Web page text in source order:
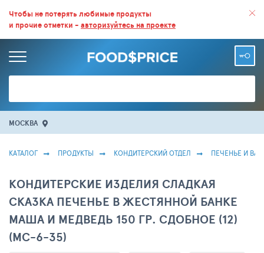
ВСЕ СКИДКИ И ВЫГОДНЫЕ ЦЕНЫ НА ПРОДУКТЫ В МАГАЗИНАХ.
БОЛЬШЕ 100 000 ТОВАРОВ. ЕЖЕДНЕВНОЕ ОБНОВЛЕНИЕ ЦЕН.
Чтобы не потерять любимые продукты
и прочие отметки - авторизуйтесь на проекте
МОСКВА
КАТАЛОГ ПРОДУКТЫ КОНДИТЕРСКИЙ ОТДЕЛ ПЕЧЕНЬЕ И
КОНДИТЕРСКИЕ ИЗДЕЛИЯ СЛАДКАЯ
СКАЗКА ПЕЧЕНЬЕ В ЖЕСТЯННОЙ БАНКЕ
МАША И МЕДВЕДЬ 150 ГР. СДОБНОЕ (12)
(МС-6-35)